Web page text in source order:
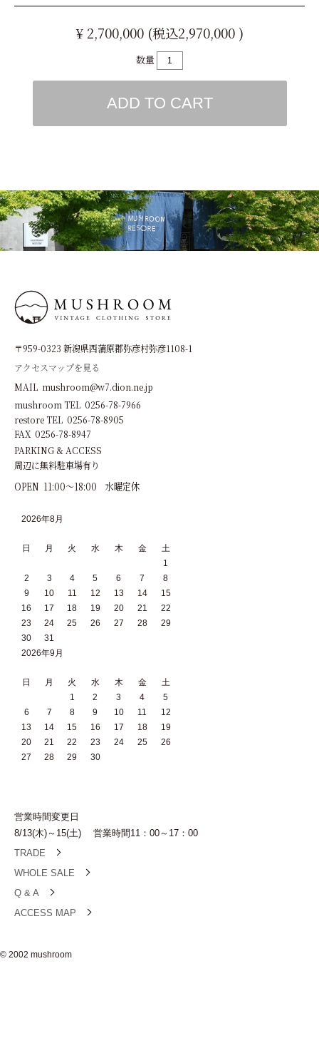
¥ 2,700,000 (税込2,970,000 )
数量
ADD TO CART
〒959-0323 新潟県西蒲原郡弥彦村弥彦1108-1
アクセスマップを見る
MAIL mushroom@w7.dion.ne.jp
mushroom TEL 0256-78-7966
restore TEL 0256-78-8905
FAX 0256-78-8947
PARKING & ACCESS
周辺に無料駐車場有り
OPEN 11:00～18:00 水曜定休
2026年8月
日 月 火 水 木 金
土
1
2
3 4 5 6 7
8
9
10 11 12 13 14
15
16
17 18 19 20 21
22
23
24 25 26 27 28
29
30
31
2026年9月
日 月 火 水 木 金
土
1
2 3 4
5
6
7 8 9 10 11
12
13
14 15 16 17 18
19
20
21 22 23 24 25
26
27
28 29 30
TRADE
WHOLE SALE
Q & A
ACCESS MAP
営業時間変更日
8/13(木)～15(土) 営業時間11：00～17：00
© 2002 mushroom